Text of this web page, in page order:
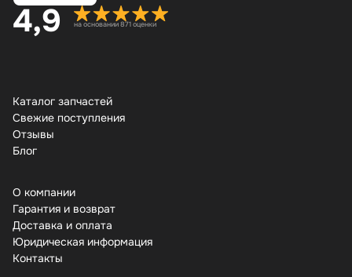
4,9 на основании 871 оценки
Каталог запчастей
Свежие поступления
Отзывы
Бло
О компании
Гарантия и возврат
Доставка и оплата
Юридическая информация
Контакты